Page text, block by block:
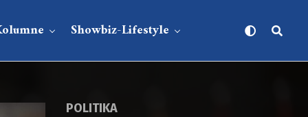
Showbiz-Lifestyle
POLITIKA